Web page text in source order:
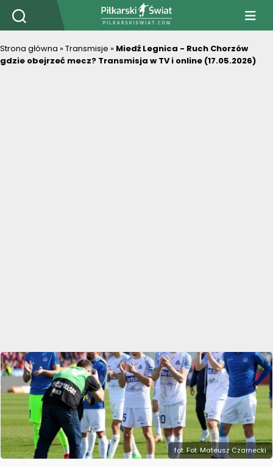
PiłkarskiSwiat.com
Strona główna »Transmisje » Miedź Legnica - Ruch Chorzów
gdzie obejrzeć mecz? Transmisja w TV i online (17.05.2026)
fot. Fot. Mateusz Czarnecki